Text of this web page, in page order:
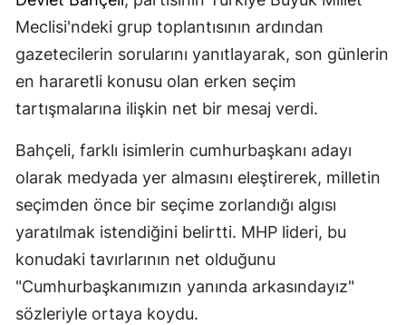
Meclisi'ndeki grup toplantısının ardından
gazetecilerin sorularını yanıtlayarak, son günlerin
en hararetli konusu olan erken seçim
tartışmalarına ilişkin net bir mesaj verdi.
Bahçeli, farklı isimlerin cumhurbaşkanı adayı
olarak medyada yer almasını eleştirerek, milletin
seçimden önce bir seçime zorlandığı algısı
yaratılmak istendiğini belirtti. MHP lideri, bu
konudaki tavırlarının net olduğunu
"Cumhurbaşkanımızın yanında arkasındayız"
sözleriyle ortaya koydu.